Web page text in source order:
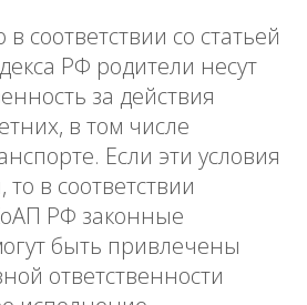
соответствии со статьей
РФ родители несут
за действия
в том числе
Если эти условия
в соответствии
РФ законные
быть привлечены
ответственности